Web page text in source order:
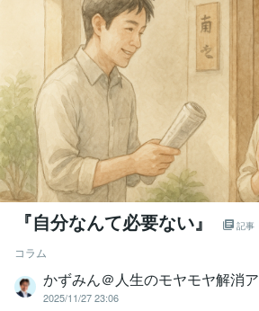
『自分なんて必要ない』 記事
コラム
かずみん＠人生のモヤモヤ解消
2025/11/27 23:06